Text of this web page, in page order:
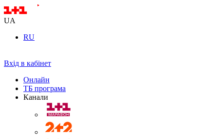
UA
RU
Вхід в кабінет
Онлайн
ТБ програма
Канали